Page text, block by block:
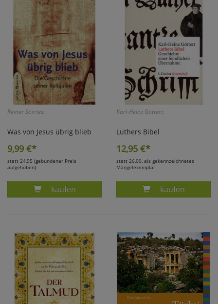
Reiner Sörries:
Was von Jesus übrig blieb
9,99 €*
statt 24,95 (gebundener Preis
aufgehoben)
Produkt WAS VON JESUS ÜBRIG BLIEB -
kaufen
Karl-Heinz Göttert:
Luthers Bibel
12,95 €*
statt 26,00, als gekennzeichnetes
Mängelexemplar
kaufen
Marketing
Umfragetools
Cookies
Alle Akzeptieren
Cookies
Einstellungen speichern